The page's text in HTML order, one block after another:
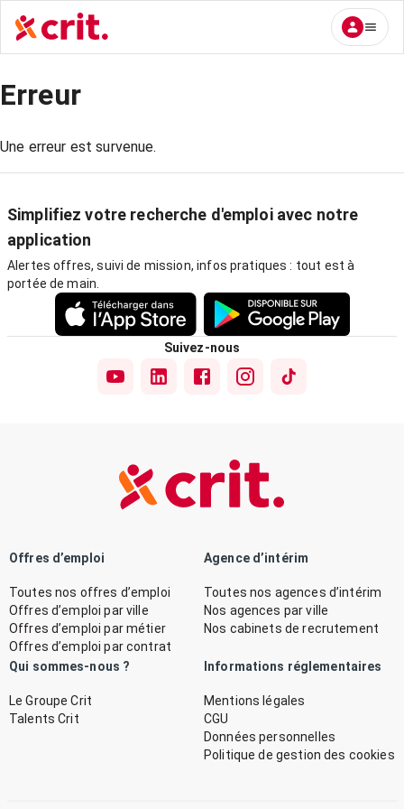
Erreur
Une erreur est survenue.
Simplifiez votre recherche d'emploi avec notre
application
Alertes offres, suivi de mission, infos pratiques : tout est à
portée de main.
Suivez-nous
Offres d’emploi
Toutes nos offres d’emploi
Offres d’emploi par ville
Offres d’emploi par métier
Offres d’emploi par contrat
Agence d’intérim
Toutes nos agences d’intérim
Nos agences par ville
Nos cabinets de recrutement
Qui sommes-nous ?
Le Groupe Crit
Talents Crit
Informations réglementaires
Mentions légales
CGU
Données personnelles
Politique de gestion des cookies